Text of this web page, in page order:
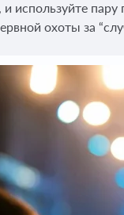
используйте
охоты за